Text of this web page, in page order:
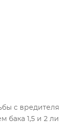
с
бака 1,5 и 2